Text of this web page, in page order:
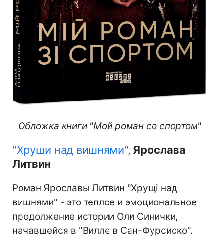
Обложка книги "Мой роман со спортом"
"Хрущи над вишнями", Ярослава
Литвин
Роман Ярославы Литвин "Хрущі над
вишнями" - это теплое и эмоциональное
продолжение истории Оли Синички,
начавшейся в "Вилле в Сан-Фурсиско".